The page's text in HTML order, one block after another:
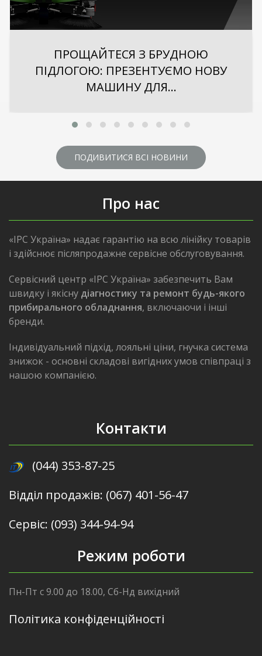
ПРОЩАЙТЕСЯ З БРУДНОЮ
ПІДЛОГОЮ: ПРЕЗЕНТУЄМО НОВУ
МАШИНУ ДЛЯ...
ПОДИВИТИСЯ ВСІ НОВИНИ
Про нас
«IPC Україна» надає гарантію на всю лінійку товарів
і здійснює післяпродажне сервісне обслуговування.
Сервісний центр «IPC Україна» забезпечить Вам
швидку і якісну діагностику та ремонт будь-якого
прибирального обладнання, включаючи і інші
бренди.
Індивідуальний підхід, лояльні ціни, гнучка система
знижок - основні складові вигідних умов співпраці з
нашою компанією.
Контакти
(044) 353-87-25
Відділ продажів: (067) 401-56-47
Сервіс: (093) 344-94-94
Режим роботи
Пн-Пт с 9.00 до 18.00, Сб-Нд вихідний
Політика конфіденційності